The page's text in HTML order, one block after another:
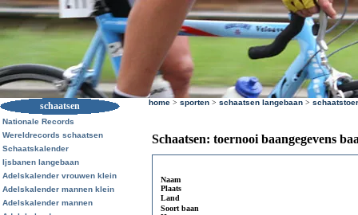
schaatsen
Nationale Records
Wereldrecords schaatsen
Schaatskalender
Ijsbanen langebaan
Adelskalender vrouwen klein
Adelskalender mannen klein
Adelskalender mannen
home > sporten > schaatsen langebaan >
Schaatsen: toernooi baangegevens
Naam
Plaats
Land
Soort baan